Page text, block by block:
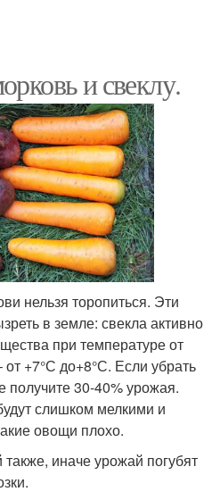
и свеклу.
нельзя торопиться. Эти
в земле: свекла активно
при температуре от
+7°С до+8°С. Если убрать
получите 30-40% урожая.
слишком мелкими и
овощи плохо.
также, иначе урожай погубят